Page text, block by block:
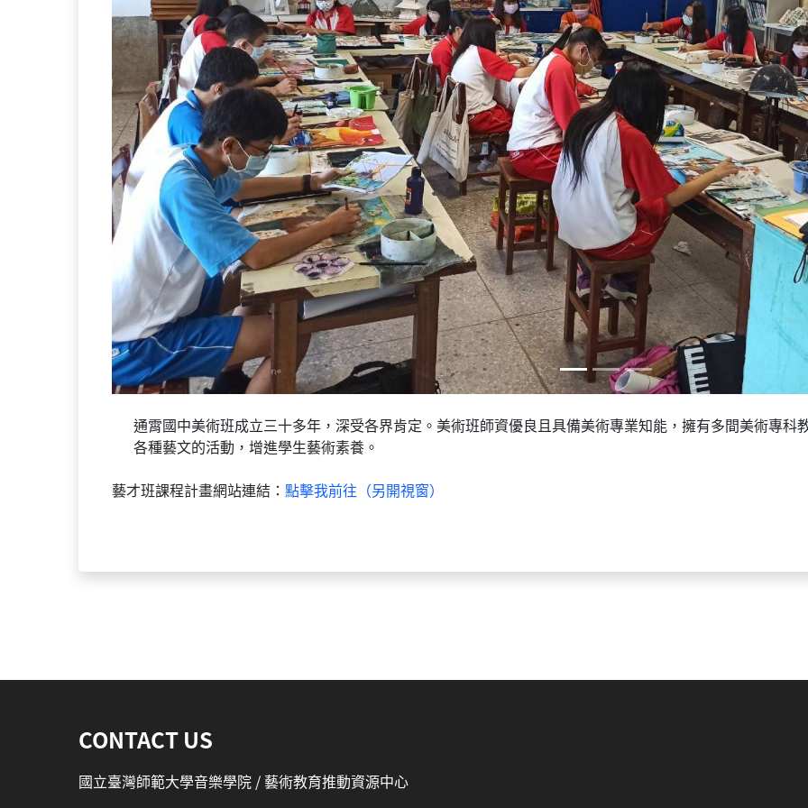
Previous
通霄國中美術班成立三十多年，深受各界肯定。美術班師資優良且具備美術專業知能，擁有多間美術專科
各種藝文的活動，增進學生藝術素養。
藝才班課程計畫網站連結： 點擊我前往（另開視窗）
CONTACT US
國立臺灣師範大學音樂學院 / 藝術教育推動資源中心